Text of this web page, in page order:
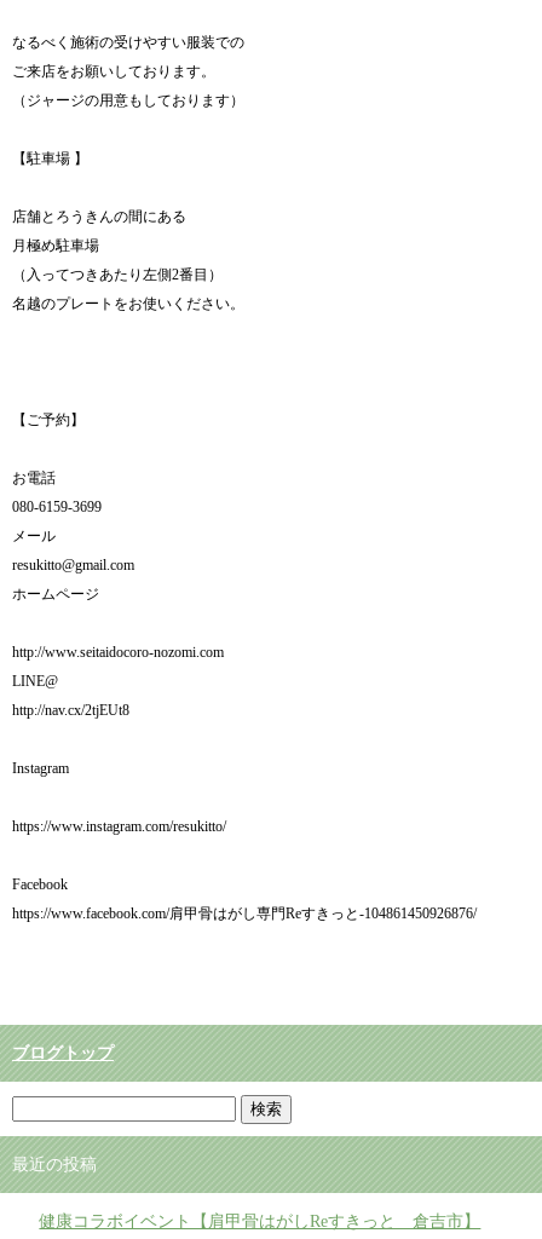
なるべく施術の受けやすい服装での
ご来店をお願いしております。
（ジャージの用意もしております）
【駐車場 】
店舗とろうきんの間にある
月極め駐車場
（入ってつきあたり左側2番目）
名越のプレートをお使いください。
【ご予約】
お電話
080-6159-3699
メール
resukitto@gmail.com
ホームページ
http://www.seitaidocoro-nozomi.com
LINE@
http://nav.cx/2tjEUt8
Instagram
https://www.instagram.com/resukitto/
Facebook
https://www.facebook.com/肩甲骨はがし専門Reすきっと-104861450926876/
ブログトップ
最近の投稿
健康コラボイベント【肩甲骨はがしReすきっと 倉吉市】